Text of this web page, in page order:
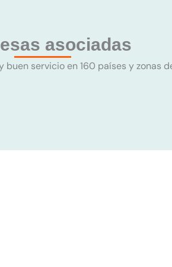
asociadas
buen servicio en 160 países y zonas